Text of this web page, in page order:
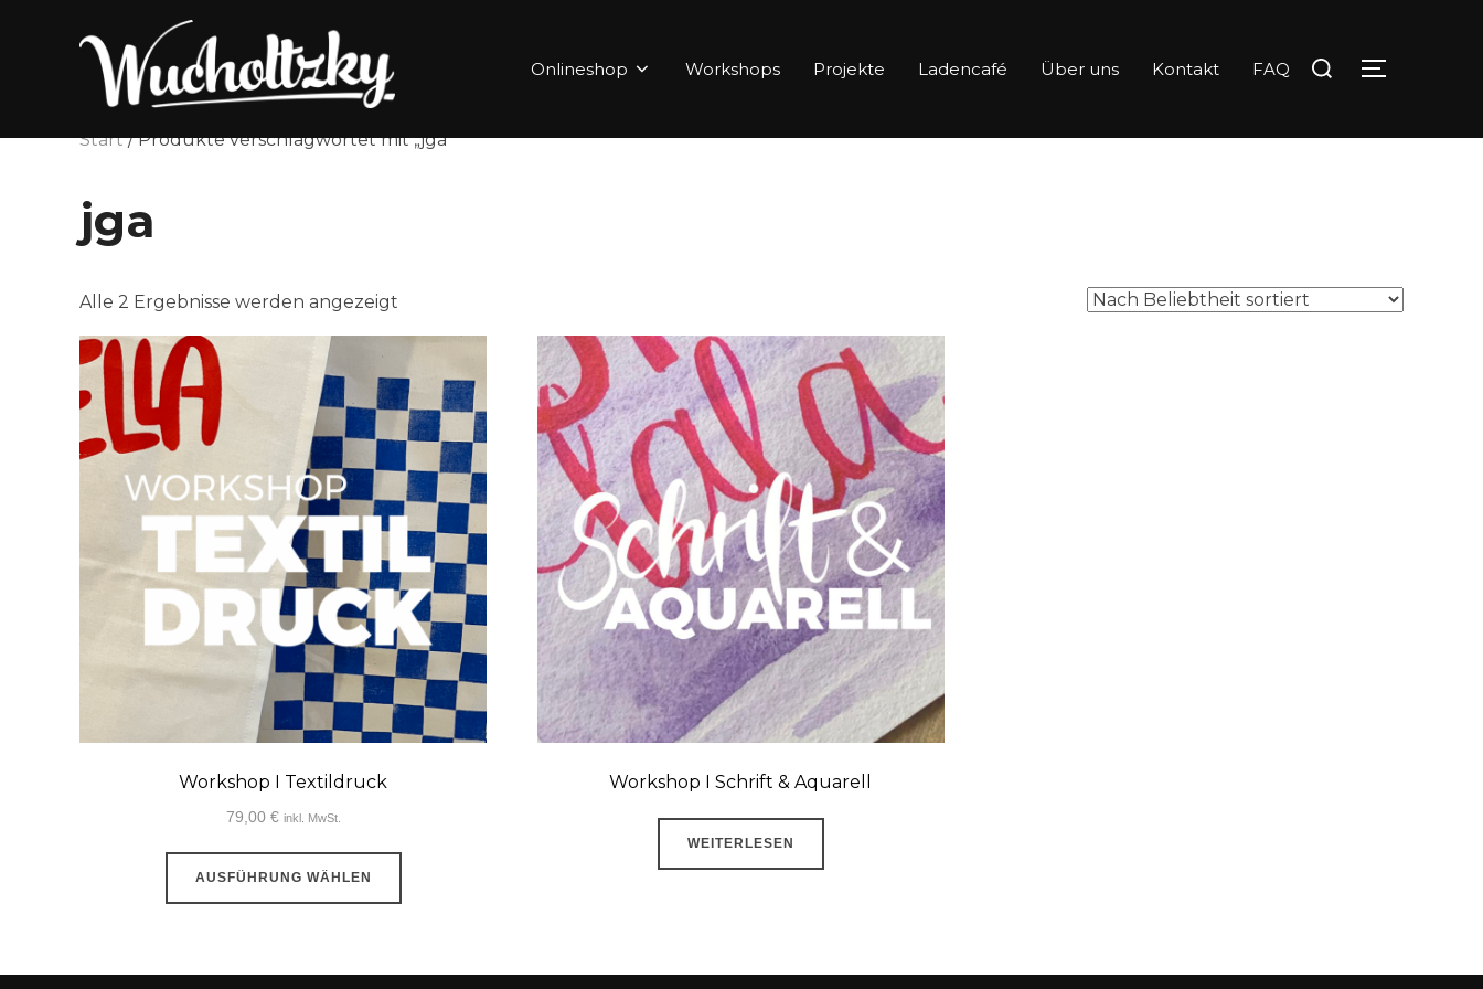
Onlineshop Workshops Projekte Ladencafé Über uns Kontakt FAQ
Suchen
Start/ Produkte verschlagwortet mit „jga“
jga
Alle 2 Ergebnisse werden angezeigt
Beliebtheit
sortiert
Workshop I Textildruck
79,00 € inkl. MwSt.
AUSFÜHRUNG WÄHLEN
Dieses
Varianten
Workshop I Schrift & Aquarell
WEITERLESEN